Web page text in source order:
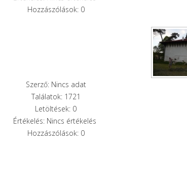
Hozzászólások: 0
Szerző: Nincs adat
Találatok: 1721
Letöltések: 0
Értékelés: Nincs értékelés
Hozzászólások: 0